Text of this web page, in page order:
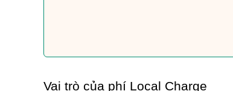
Vai trò của phí Local Charge